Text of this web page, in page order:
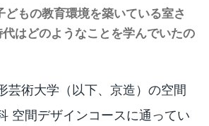
もの教育環境を築いている室さ
はどのようなことを学んでいたの
芸術大学（以下、京造）の空間
空間デザインコースに通ってい